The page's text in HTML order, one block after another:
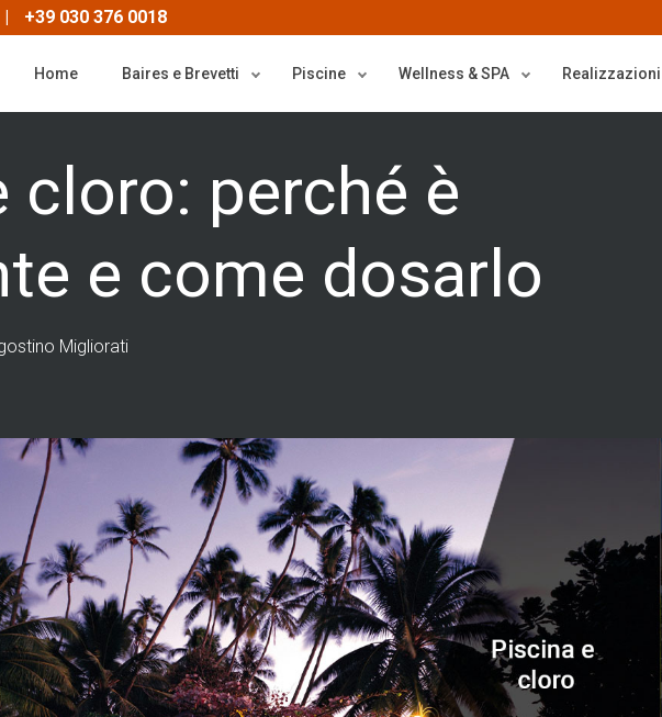
| +39 030 376 0018
Home Baires e Brevetti Piscine Wellness & SPA Realizzazioni
cloro: perché è
e come dosarlo
Migliorati